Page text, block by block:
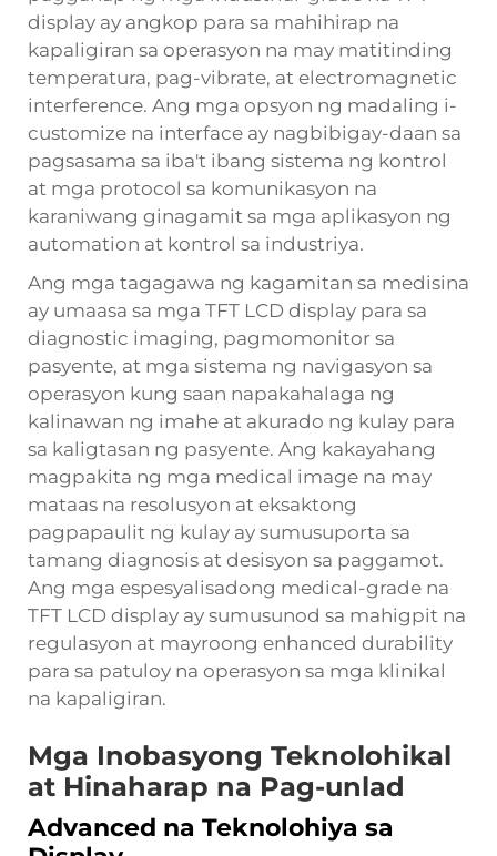
display ay angkop para sa mahihirap na
kapaligiran sa operasyon na may matitinding
temperatura, pag-vibrate, at electromagnetic
interference. Ang mga opsyon ng madaling i-
customize na interface ay nagbibigay-daan sa
pagsasama sa iba't ibang sistema ng kontrol
at mga protocol sa komunikasyon na
karaniwang ginagamit sa mga aplikasyon ng
automation at kontrol sa industriya.
Ang mga tagagawa ng kagamitan sa medisina
ay umaasa sa mga TFT LCD display para sa
diagnostic imaging, pagmomonitor sa
pasyente, at mga sistema ng navigasyon sa
operasyon kung saan napakahalaga ng
kalinawan ng imahe at akurado ng kulay para
sa kaligtasan ng pasyente. Ang kakayahang
magpakita ng mga medical image na may
mataas na resolusyon at eksaktong
pagpapaulit ng kulay ay sumusuporta sa
tamang diagnosis at desisyon sa paggamot.
Ang mga espesyalisadong medical-grade na
TFT LCD display ay sumusunod sa mahigpit na
regulasyon at mayroong enhanced durability
para sa patuloy na operasyon sa mga klinikal
na kapaligiran.
Mga Inobasyong Teknolohikal
at Hinaharap na Pag-unlad
Advanced na Teknolohiya sa